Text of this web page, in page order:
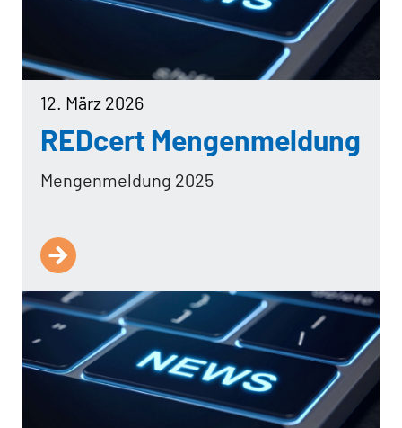
12. März 2026
REDcert Mengenmeldung
Mengenmeldung 2025